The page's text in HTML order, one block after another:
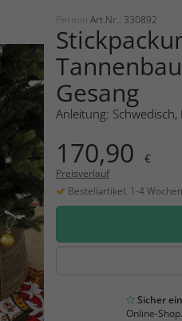
Permin Art.Nr.: 330892
Gesang
Anleitung:
170,90 €
Preisverlauf
Bestellartikel, 1-4
Sicher
Online-Shop.